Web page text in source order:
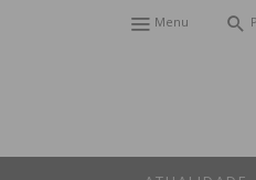
Menu